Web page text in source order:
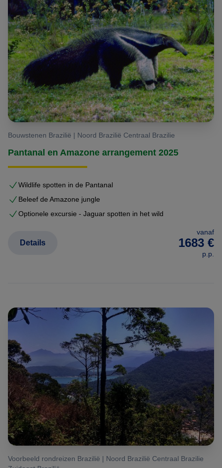
Bouwstenen Brazilië | Noord Brazilië Centraal Brazilie
Pantanal en Amazone arrangement 2025
Wildlife spotten in de Pantanal
Beleef de Amazone jungle
Optionele excursie - Jaguar spotten in het wild
vanaf
1683 €
p.p.
Details
Voorbeeld rondreizen Brazilië | Noord Brazilië Centraal Brazilie